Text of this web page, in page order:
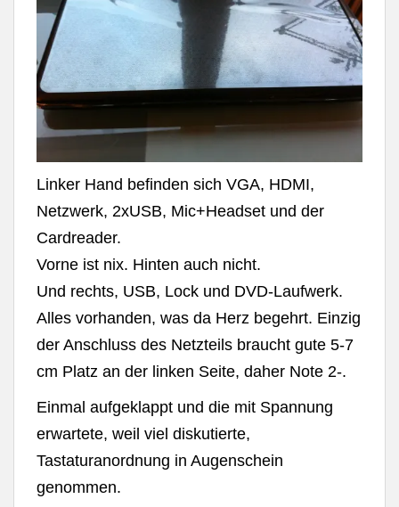
Linker Hand befinden sich VGA, HDMI,
Netzwerk, 2xUSB, Mic+Headset und der
Cardreader.
Vorne ist nix. Hinten auch nicht.
Und rechts, USB, Lock und DVD-Laufwerk.
Alles vorhanden, was da Herz begehrt. Einzig
der Anschluss des Netzteils braucht gute 5-7
cm Platz an der linken Seite, daher Note 2-.
Einmal aufgeklappt und die mit Spannung
erwartete, weil viel diskutierte,
Tastaturanordnung in Augenschein
genommen.